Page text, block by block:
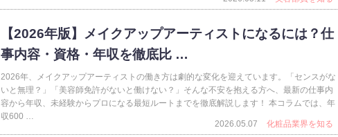
【2026年版】メイクアップアーティストになるには？仕
事内容・資格・年収を徹底比 …
2026年、メイクアップアーティストの働き方は劇的な変化を迎えています。「センスがな
いと無理？」「美容師免許がないと働けない？」そんな不安を抱える方へ、最新の仕事内
容から年収、未経験からプロになる最短ルートまでを徹底解説します！ 本コラムでは、年
収600 …
2026.05.07
化粧品業界を知る